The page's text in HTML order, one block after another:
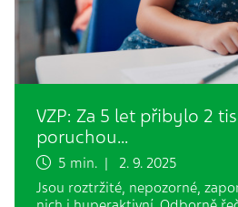
VZP: Za 5 let přibylo 2
poruchou…
5 min. | 2. 9. 2025
Jsou roztržité, nepozorné,